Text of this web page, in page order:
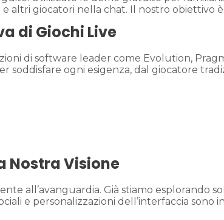
altri giocatori nella chat. Il nostro obiettivo
di Giochi Live
di software leader come Evolution,
soddisfare ogni esigenza, dal giocatore
Nostra Visione
all’avanguardia. Già stiamo esplorando
e personalizzazioni dell’interfaccia sono